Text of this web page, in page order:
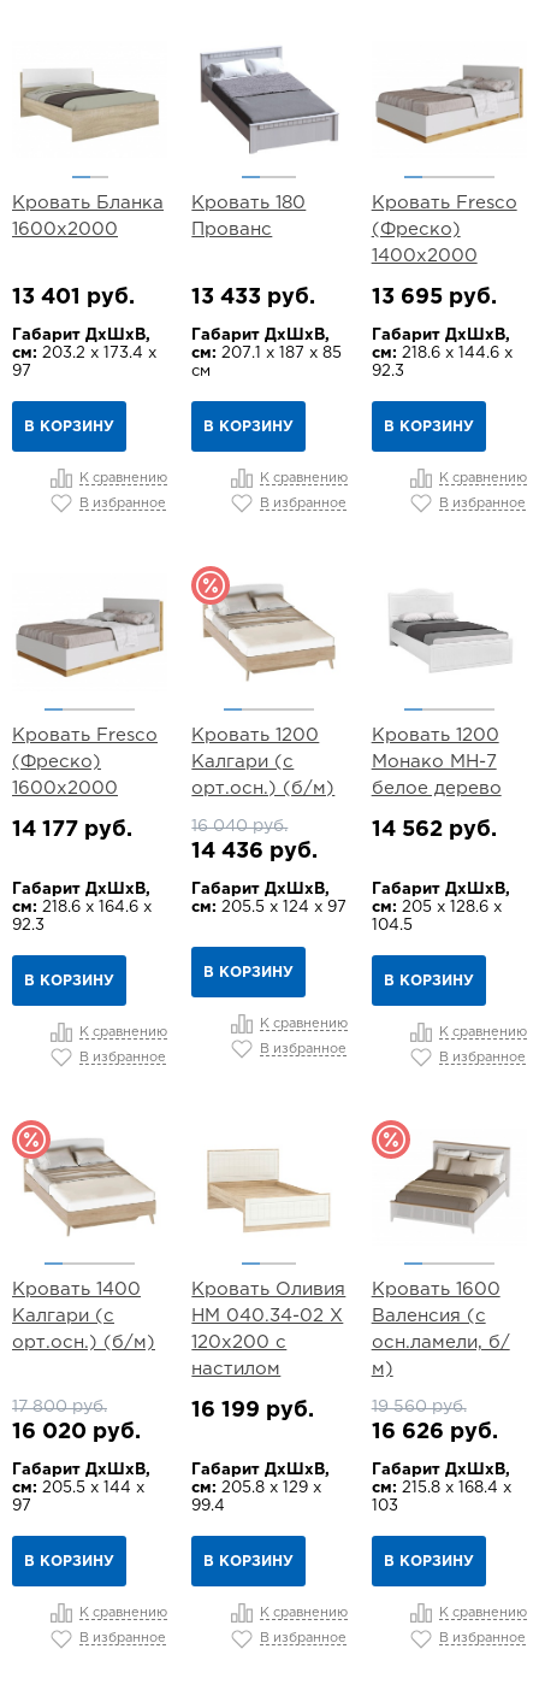
Кровать Бланка
1600х2000
13 401 руб.
Габарит ДхШхВ,
см: 203.2 х 173.4 х
97
В КОРЗИНУ
К сравнению
В избранное
Кровать 180
Прованс
13 433 руб.
Габарит ДхШхВ,
см: 207.1 х 187 х 85
см
В КОРЗИНУ
К сравнению
В избранное
Кровать Fresco
(Фреско)
1400х2000
13 695 руб.
Габарит ДхШхВ,
см: 218.6 х 144.6 х
92.3
В КОРЗИНУ
К сравнению
В избранное
Кровать Fresco
(Фреско)
1600х2000
14 177 руб.
Габарит ДхШхВ,
см: 218.6 х 164.6 х
92.3
В КОРЗИНУ
К сравнению
В избранное
Кровать 1200
Калгари (с
орт.осн.) (б/м)
16 040 руб.
14 436 руб.
Габарит ДхШхВ,
см: 205.5 х 124 х 97
В КОРЗИНУ
К сравнению
В избранное
Кровать 1200
Монако МН-7
белое дерево
14 562 руб.
Габарит ДхШхВ,
см: 205 х 128.6 х
104.5
В КОРЗИНУ
К сравнению
В избранное
Кровать 1400
Калгари (с
орт.осн.) (б/м)
17 800 руб.
16 020 руб.
Габарит ДхШхВ,
см: 205.5 х 144 х
97
В КОРЗИНУ
К сравнению
В избранное
Кровать Оливия
НМ 040.34-02 Х
120х200 с
настилом
16 199 руб.
Габарит ДхШхВ,
см: 205.8 х 129 х
99.4
В КОРЗИНУ
К сравнению
В избранное
Кровать 1600
Валенсия (с
осн.ламели, б/
м)
19 560 руб.
16 626 руб.
Габарит ДхШхВ,
см: 215.8 х 168.4 х
103
В КОРЗИНУ
К сравнению
В избранное